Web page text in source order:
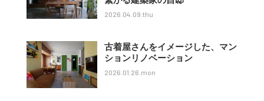
2026.04.09.thu
古着屋さんをイメージした、マン
ションリノベーション
2026.01.26.mon